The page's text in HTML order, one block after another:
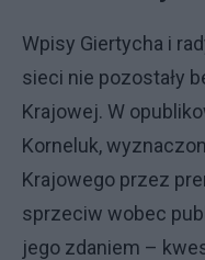
Wpisy Giertycha i
sieci nie pozostały
Krajowej. W
Korneluk,
Krajowego przez
sprzeciw wobec
jego zdaniem –